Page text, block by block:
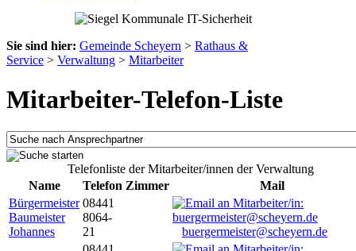
Sie sind hier: Gemeinde Scheyern > Rathaus &
Service > Verwaltung > Mitarbeiter
Mitarbeiter-Telefon-Liste
Telefonliste der Mitarbeiter/innen der Verwaltung
Name
Telefon Zimmer
Mail
Bürgermeister
Baumeister
Johannes
08441
8064-
21
buergermeister@scheyern.de